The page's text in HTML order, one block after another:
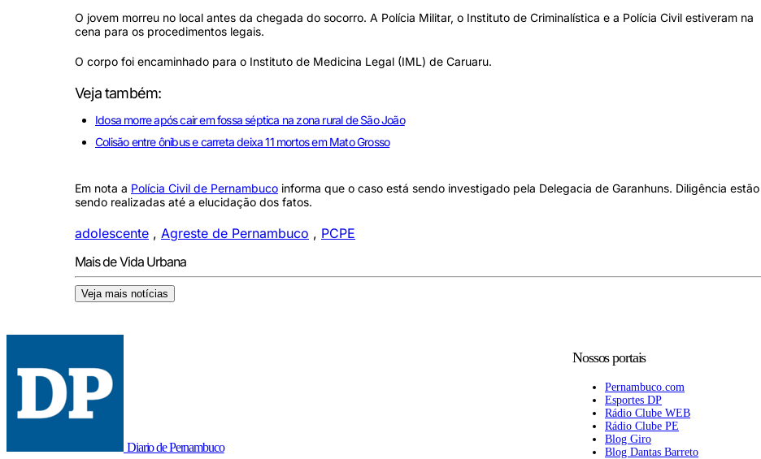
O jovem morreu no local antes da chegada do socorro. A Polícia Militar, o Instituto de Criminalística e a Polícia Civil estiveram na
cena para os procedimentos legais.
O corpo foi encaminhado para o Instituto de Medicina Legal (IML) de Caruaru.
Veja também:
Idosa morre após cair em fossa séptica na zona rural de São João
Colisão entre ônibus e carreta deixa 11 mortos em Mato Grosso
Em nota a Polícia Civil de Pernambuco informa que o caso está sendo investigado pela Delegacia de Garanhuns. Diligência estão
sendo realizadas até a elucidação dos fatos.
adolescente , Agreste de Pernambuco , PCPE
Mais de Vida Urbana
Veja mais notícias
Diario de Pernambuco
Nossos portais
Pernambuco.com
Esportes DP
Rádio Clube WEB
Rádio Clube PE
Blog Giro
Blog Dantas Barreto